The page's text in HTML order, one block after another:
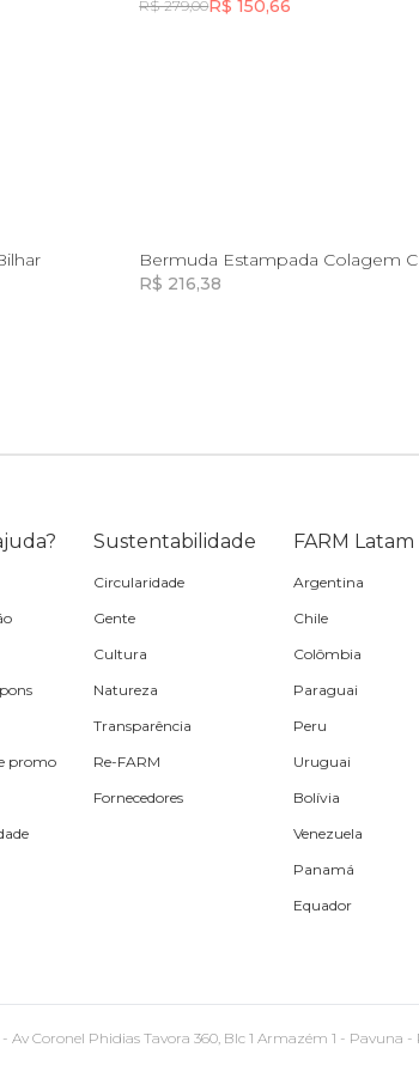
R$ 279,00R$ 150,66
P
Bermuda Estampada Colagem
R$ 216,38
promo
Sustentabilidade
Circularidade
Gente
Cultura
Natureza
Transparência
Re-FARM
Fornecedores
FARM Latam
Argentina
Chile
Colômbia
Paraguai
Peru
Uruguai
Bolívia
Venezuela
Panamá
Equador
Av Coronel Phidias Tavora 360, Blc 1 Armazém 1 - Pavuna -